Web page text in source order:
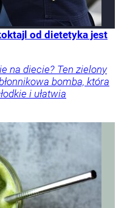
od dietetyka jest
na diecie? Ten zielony
bomba, która
i ułatwia